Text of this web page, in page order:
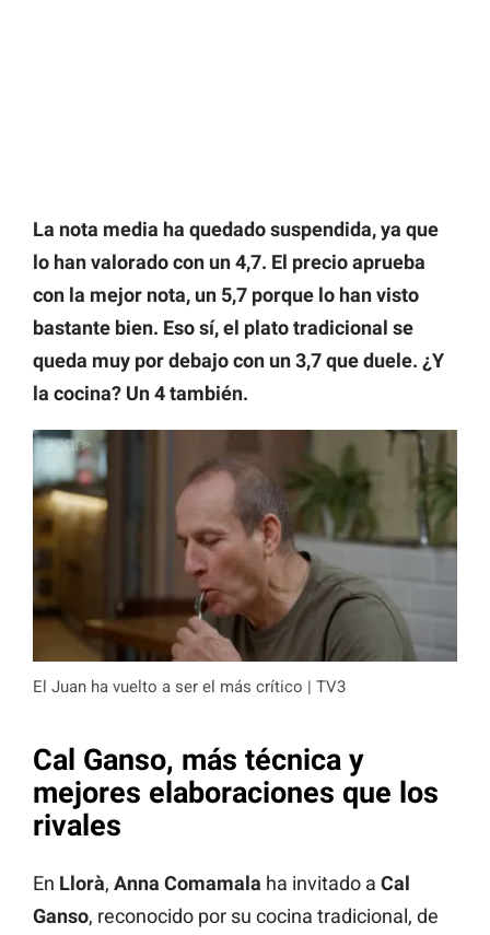
La nota media ha quedado suspendida, ya que
lo han valorado con un 4,7. El precio aprueba
con la mejor nota, un 5,7 porque lo han visto
bastante bien. Eso sí, el plato tradicional se
queda muy por debajo con un 3,7 que duele. ¿Y
la cocina? Un 4 también.
El Juan ha vuelto a ser el más crítico | TV3
Cal Ganso, más técnica y
mejores elaboraciones que los
rivales
En Llorà, Anna Comamala ha invitado a Cal
Ganso, reconocido por su cocina tradicional, de